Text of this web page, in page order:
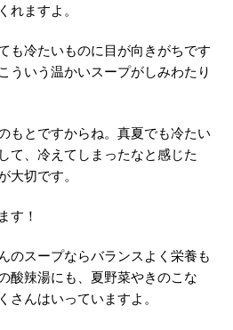
れますよ。
冷たいものに目が向きがちです
ういう温かいスープがしみわたり
もとですからね。真夏でも冷たい
て、冷えてしまったなと感じた
大切です。
す！
のスープならバランスよく栄養も
辣湯にも、夏野菜やきのこな
さんはいっていますよ。